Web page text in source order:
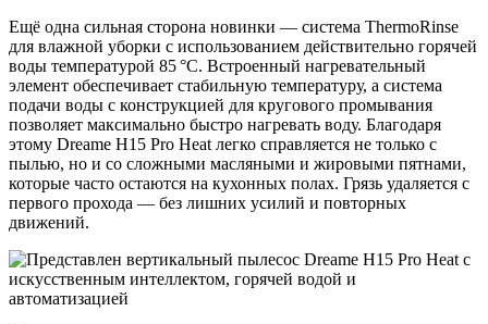
Ещё одна сильная сторона новинки — система ThermoRinse
для влажной уборки с использованием действительно горячей
воды температурой 85 °C. Встроенный нагревательный
элемент обеспечивает стабильную температуру, а система
подачи воды с конструкцией для кругового промывания
позволяет максимально быстро нагревать воду. Благодаря
этому Dreame H15 Pro Heat легко справляется не только с
пылью, но и со сложными масляными и жировыми пятнами,
которые часто остаются на кухонных полах. Грязь удаляется с
первого прохода — без лишних усилий и повторных
движений.